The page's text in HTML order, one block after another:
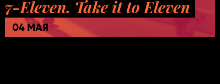
7-Eleven. Take it to Eleven
04 МАЯ